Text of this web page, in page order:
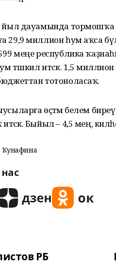
йыл дауамында
29,9 миллион һум аҡса
меңе республика
тәшкил итәсәк. 1,5
тотоноласаҡ.
өҫтәмә белем
Быйыл – 4,5 мең,
Ҡунафина
РБ